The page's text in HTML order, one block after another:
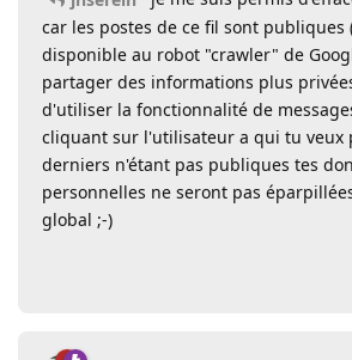
car les postes de ce fil sont publiques
disponible au robot "crawler" de
partager des informations plus
d'utiliser la fonctionnalité de
cliquant sur l'utilisateur a qui tu veux
derniers n'étant pas publiques tes
personnelles ne seront pas
global ;-)